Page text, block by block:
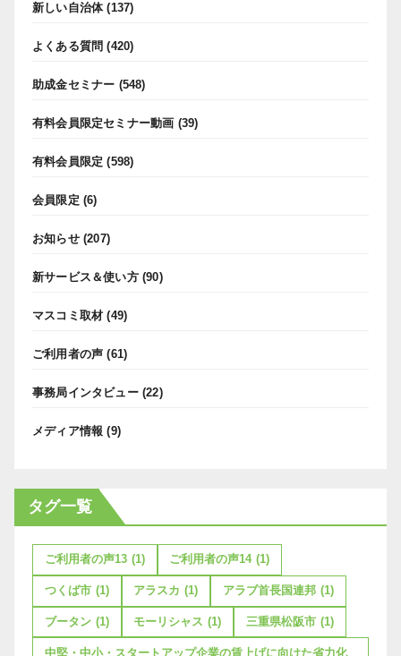
新しい自治体(137)
よくある質問 (420)
助成金セミナー (548)
有料会員限定セミナー動画 (39)
有料会員限定 (598)
会員限定 (6)
お知らせ(207)
新サービス＆使い方(90)
マスコミ取材 (49)
ご利用者の声 (61)
事務局インタビュー(22)
メディア情報 (9)
タグ一覧
ご利用者の声13 (1) ご利用者の声14 (1)
つくば市 (1) アラスカ (1) アラブ首長国連邦 (1)
ブータン (1) モーリシャス (1) 三重県松阪市 (1)
中堅・中小・スタートアップ企業の賃上げに向けた省力化